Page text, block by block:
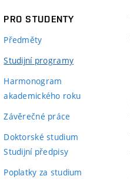
PRO STUDENTY
Předměty
Studijní programy
Harmonogram
akademického roku
Závěrečné práce
Doktorské studium
Studijní předpisy
Poplatky za studium